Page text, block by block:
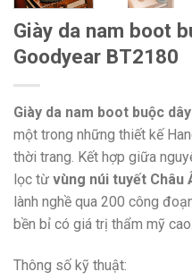
Giày da nam boot
Goodyear BT2180
Giày da nam boot buộc
một trong những thiết kế
thời trang. Kết hợp giữa
lọc từ vùng núi tuyết Châu
lành nghề qua 200 công
bền bỉ có giá trị thẩm mỹ cao.
Thông số kỹ thuật: